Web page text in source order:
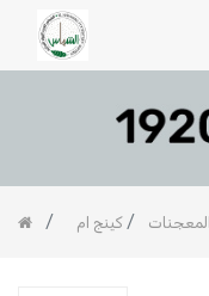
كينج ام